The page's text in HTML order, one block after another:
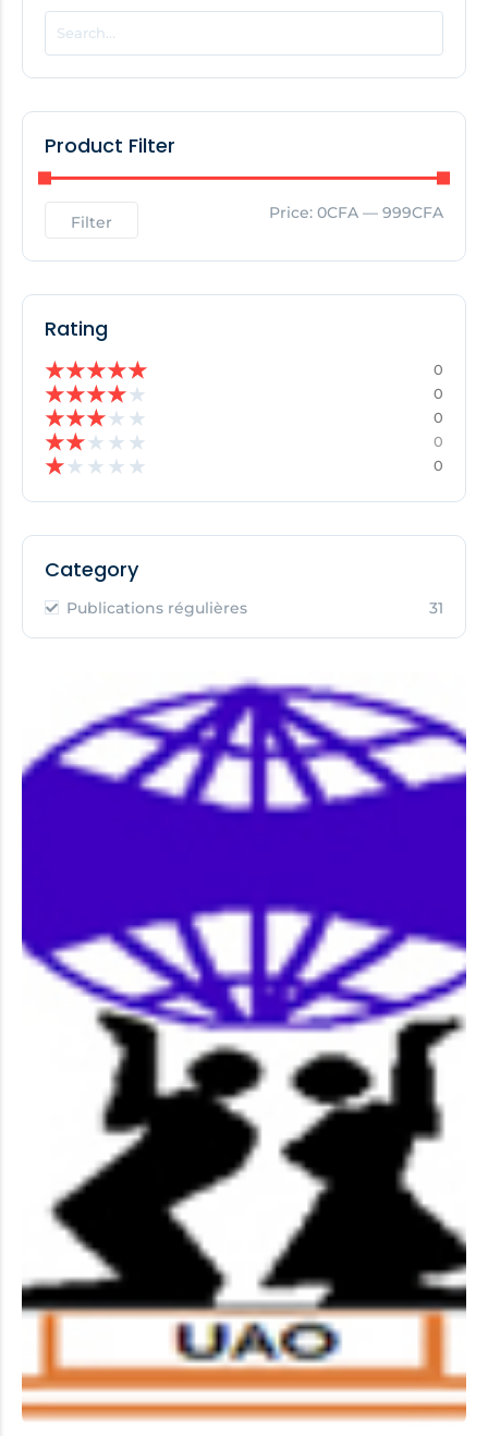
EDITOR'S PICK
No Posts Found!
Product Filter
Filter Price: 0CFA — 999CFA
Rating
★★★★★ 0
★★★★★ 0
★★★★ ★ 0
★★★ ★ ★ 0
★★ ★ ★ ★ 0
Category
Publications régulières 31